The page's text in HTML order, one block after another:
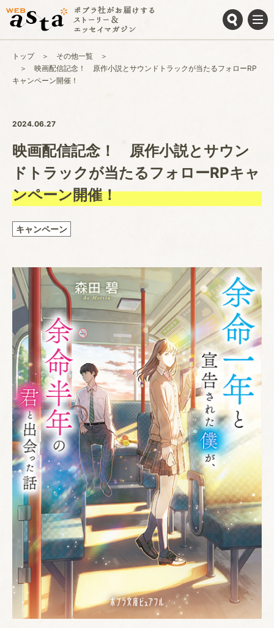
トップ
その他一覧
映画配信記念！ 原作小説とサウンドトラックが当たるフォローRP
キャンペーン開催！
2024.06.27
映画配信記念！ 原作小説とサウン
ドトラックが当たるフォローRPキャ
ンペーン開催！
キャンペーン